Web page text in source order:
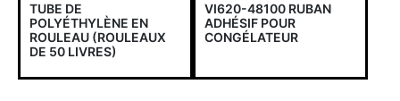
TUBE DE
POLYÉTHYLÈNE EN
ROULEAU (ROULEAUX
DE 50 LIVRES)
VI620-48100 RUBAN
ADHÉSIF POUR
CONGÉLATEUR